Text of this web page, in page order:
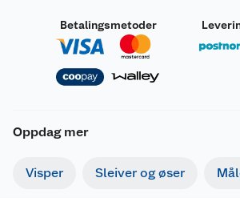
Betalingsmetoder
Oppdag mer
Visper Sleiver og øser